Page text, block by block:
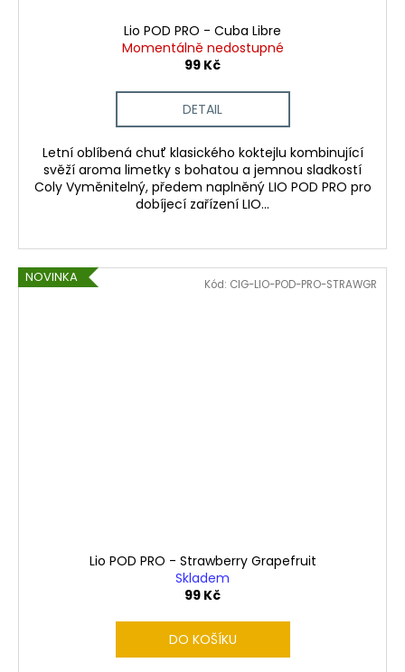
Lio POD PRO - Cuba Libre
Momentálně nedostupné
99 Kč
DETAIL
Letní oblíbená chuť klasického koktejlu kombinující
svěží aroma limetky s bohatou a jemnou sladkostí
Coly Vyměnitelný, předem naplněný LIO POD PRO pro
dobíjecí zařízení LIO...
NOVINKA
Lio POD PRO - Strawberry Grapefruit
Skladem
99 Kč
DO KOŠÍKU
Kód: CIG-LIO-POD-PRO-STRAWGR